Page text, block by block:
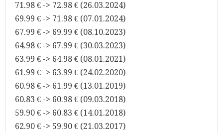
71.98 € -> 72.98 € (26.03.2024)
69.99 € -> 71.98 € (07.01.2024)
67.99 € -> 69.99 € (08.10.2023)
64.98 € -> 67.99 € (30.03.2023)
63.99 € -> 64.98 € (08.01.2021)
61.99 € -> 63.99 € (24.02.2020)
60.98 € -> 61.99 € (13.01.2019)
60.83 € -> 60.98 € (09.03.2018)
59.90 € -> 60.83 € (14.01.2018)
62.90 € -> 59.90 € (21.03.2017)